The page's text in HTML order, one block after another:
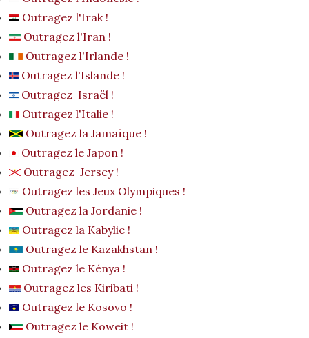
Outragez l'Irak !
Outragez l'Iran !
Outragez l'Irlande !
Outragez l'Islande !
Outragez Israël !
Outragez l'Italie !
Outragez la Jamaïque !
Outragez le Japon !
Outragez Jersey !
Outragez les Jeux Olympiques !
Outragez la Jordanie !
Outragez la Kabylie !
Outragez le Kazakhstan !
Outragez le Kénya !
Outragez les Kiribati !
Outragez le Kosovo !
Outragez le Koweit !